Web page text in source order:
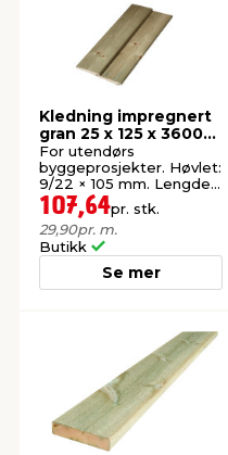
& ugress
Kledning impregnert
gran 25 x 125 x 3600
mm
For utendørs
byggeprosjekter. Høvlet:
9/22 × 105 mm. Lengde
3,6 meter.
107,64pr. stk.
29,90pr. m.
Butikk
Se mer